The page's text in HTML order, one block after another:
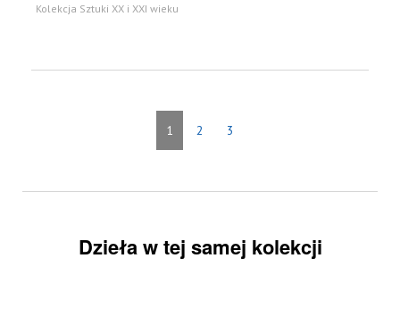
Kolekcja Sztuki XX i XXI wieku
1 2 3
Dzieła w tej samej kolekcji